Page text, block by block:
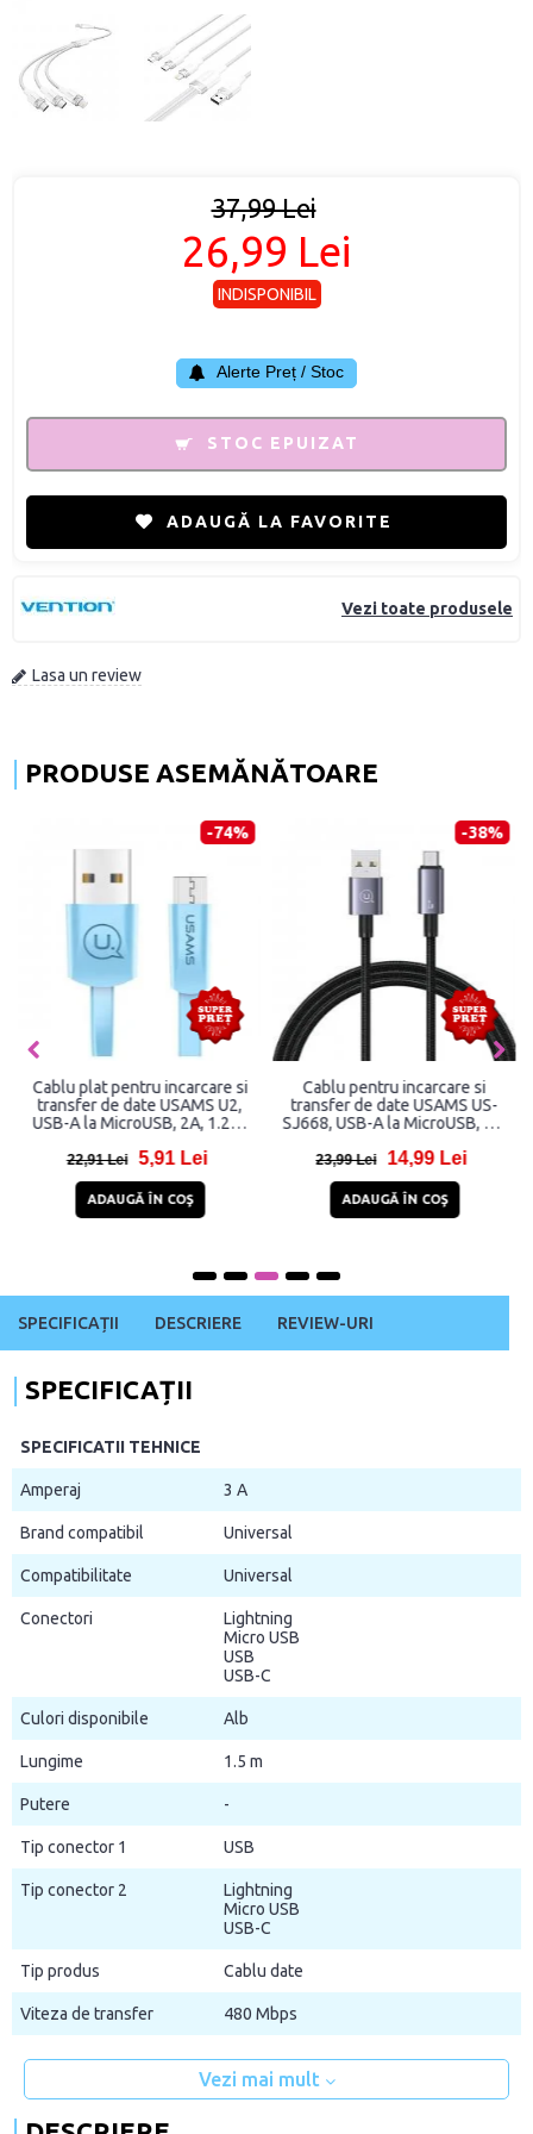
Vezi toate produsele
Lasa un review
37,99 Lei
26,99 Lei
INDISPONIBIL
Alerte Preț / Stoc
STOC EPUIZAT
ADAUGĂ LA FAVORITE
PRODUSE ASEMĂNĂTOARE
-74%
Cablu plat pentru incarcare si
transfer de date USAMS U2,
USB-A la MicroUSB, 2A, 1.2m,
22,91 Lei 5,91 Lei
ADAUGĂ ÎN COŞ
-38%
Cablu pentru incarcare si
transfer de date USAMS US-
SJ668, USB-A la MicroUSB, 2A,
23,99 Lei 14,99 Lei
ADAUGĂ ÎN COŞ
SPECIFICAȚII DESCRIERE REVIEW-URI
SPECIFICAȚII
SPECIFICATII TEHNICE
Amperaj 3 A
Brand compatibil Universal
Compatibilitate Universal
Conectori
Lightning
Micro USB
USB
USB-C
Culori disponibile Alb
Lungime 1.5 m
Putere -
Tip conector 1 USB
Tip conector 2
Lightning
Micro USB
USB-C
Tip produs Cablu date
Viteza de transfer 480 Mbps
Vezi mai mult